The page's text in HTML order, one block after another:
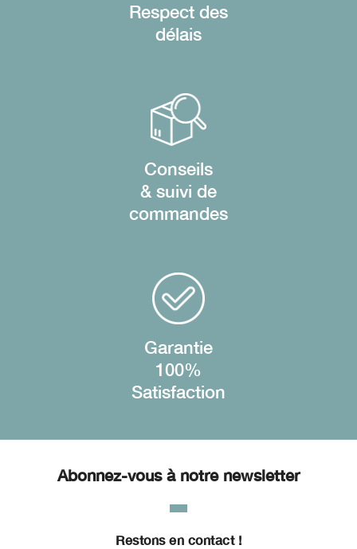
Respect des
délais
Conseils
& suivi de
commandes
Garantie
100%
Satisfaction
Abonnez-vous à notre newsletter
Restons en contact !